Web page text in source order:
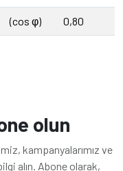
(cos φ) 0,80
olun
kampanyalarımız ve
alın. Abone olarak,